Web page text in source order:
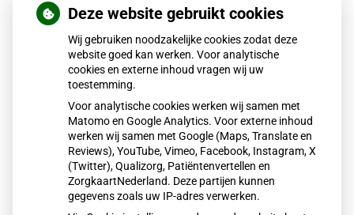
opiumwet vallen kunnen deze niet zomaar meenemen
naar het buitenland. Hiervoor is een verklaring nodig.
Wat zijn de opiumwetsmiddelen
Welke verklaring is nodig
Waarom is een verklaring nodig
Deze website gebruikt cookies
Wij gebruiken noodzakelijke cookies zodat deze
website goed kan werken. Voor analytische
cookies en externe inhoud vragen wij uw
toestemming.
Voor analytische cookies werken wij samen met
Matomo en Google Analytics. Voor externe inhoud
werken wij samen met Google (Maps, Translate en
Reviews), YouTube, Vimeo, Facebook, Instagram, X
(Twitter), Qualizorg, Patiëntenvertellen en
ZorgkaartNederland. Deze partijen kunnen
gegevens zoals uw IP-adres verwerken.